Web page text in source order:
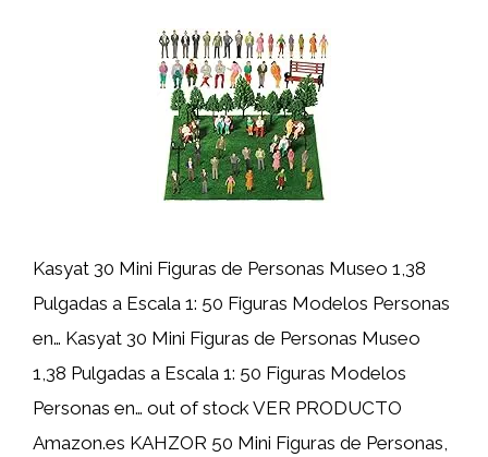
Kasyat 30 Mini Figuras de Personas Museo 1,38
Pulgadas a Escala 1: 50 Figuras Modelos Personas
en… Kasyat 30 Mini Figuras de Personas Museo
1,38 Pulgadas a Escala 1: 50 Figuras Modelos
Personas en… out of stock VER PRODUCTO
Amazon.es KAHZOR 50 Mini Figuras de Personas,